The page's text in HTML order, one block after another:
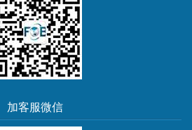
加客服微信